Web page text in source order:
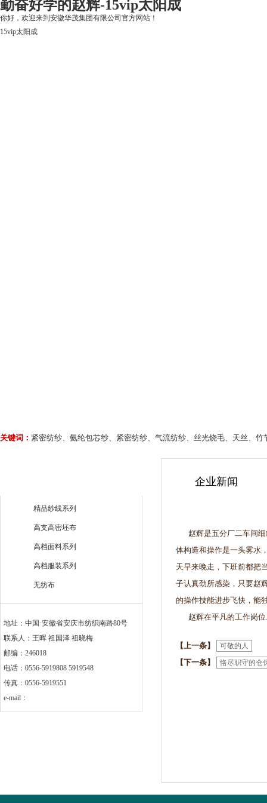
勤奋好学的赵辉-15vip太阳成
你好，欢迎来到安徽华茂集团有限公司官方网站！
15vip太阳成
关键词： 紧密纺纱、氨纶包芯纱、紧密纺纱、气流纺纱、丝光烧毛、天丝、
精品纱线系列
高支高密坯布
高档面料系列
高档服装系列
无纺布
地址：中国·安徽省安庆市纺织南路80号
联系人：王晖 祖国泽 祖晓梅
邮编：246018
电话：0556-5919808 5919548
传真：0556-5919551
e-mail：
企业新闻
赵辉是五分厂二车间细
体构造和操作是一头雾水
天早来晚走，下班前都把
子认真劲所感染，只要赵
的操作技能进步飞快，能
赵辉在平凡的工作岗位
【上一条】 可敬的人
【下一条】 恪尽职守的仓